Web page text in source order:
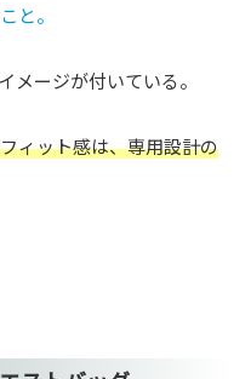
と。
メージが付いている。
ィット感は、専用設計の